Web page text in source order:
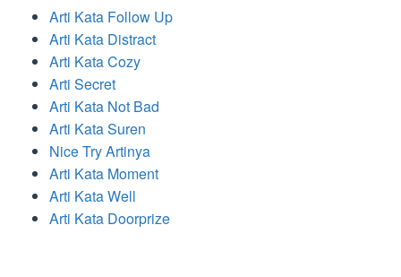
Arti Kata Follow Up
Arti Kata Distract
Arti Kata Cozy
Arti Secret
Arti Kata Not Bad
Arti Kata Suren
Nice Try Artinya
Arti Kata Moment
Arti Kata Well
Arti Kata Doorprize